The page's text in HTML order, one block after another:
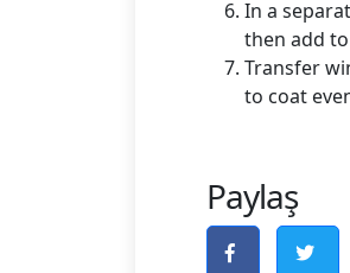
In a
then add
Transfer
to coat
Paylaş